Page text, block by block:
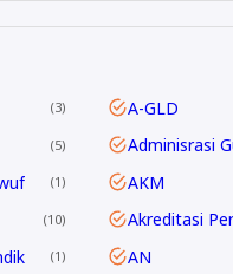
3 A-GLD
5 Adminisrasi
1 AKM
10
1 AN